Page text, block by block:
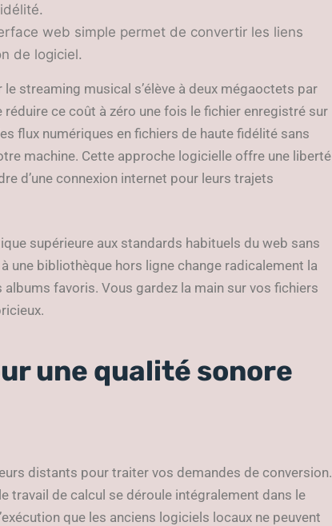
web simple permet de convertir les liens
de logiciel.
streaming musical s’élève à deux mégaoctets par
ce coût à zéro une fois le fichier enregistré sur
flux numériques en fichiers de haute fidélité sans
machine. Cette approche logicielle offre une liberté
d’une connexion internet pour leurs trajets
supérieure aux standards habituels du web sans
une bibliothèque hors ligne change radicalement la
favoris. Vous gardez la main sur vos fichiers
une qualité sonore
distants pour traiter vos demandes de conversion.
travail de calcul se déroule intégralement dans le
que les anciens logiciels locaux ne peuvent